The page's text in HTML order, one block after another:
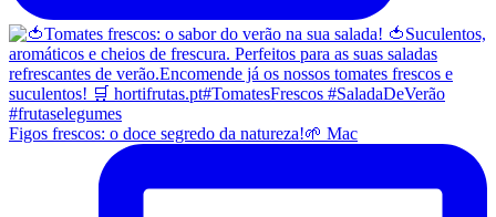
Figos frescos: o doce segredo da natureza!🌱 Mac